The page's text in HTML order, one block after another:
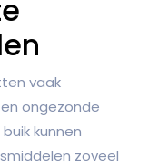
vaak
ongezonde
kunnen
zoveel